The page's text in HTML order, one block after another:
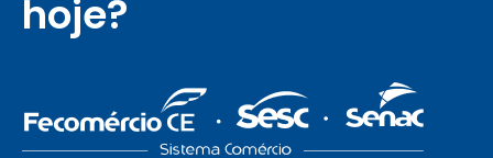
hoje?